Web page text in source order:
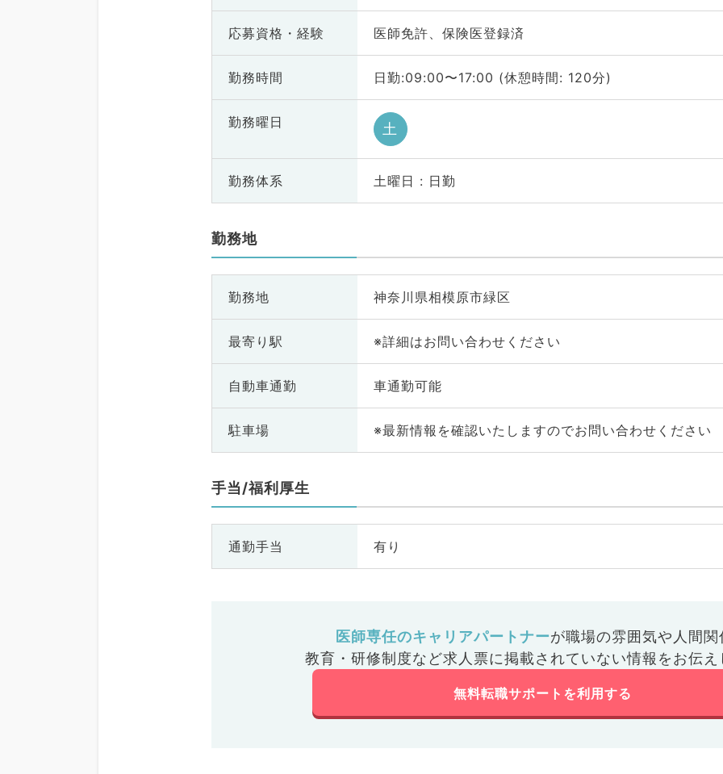
応募資格・ 経験 医師免許、保険医登録済
勤務時間 日勤:09:00〜17:00 (休憩時間: 120分)
勤務曜日 土
勤務体系 土曜日 : 日勤
勤務地
勤務地 神奈川県相模原市緑区
最寄り駅 ※詳細はお問い合わせください
自動車通勤 車通勤可能
駐車場 ※最新情報を確認いたしますのでお問い合わせください
手当/福利厚生
通勤手当 有り
医師専任のキャリアパートナーが職場の雰囲気や人間関
教育・研修制度など求人票に掲載されていない情報をお伝え
無料転職サポートを利用する